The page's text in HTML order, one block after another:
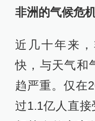
非洲的气候危
近几十年来
快，与天气和
趋严重。仅在
过1.1亿人直